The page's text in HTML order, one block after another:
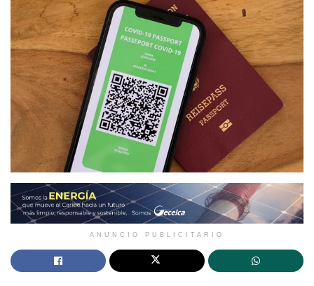
ANUNCIO PUBLICITARIO